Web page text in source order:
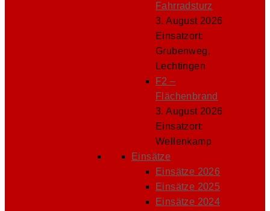
Fahrradsturz
3. August 2026
Einsatzort:
Grubenweg,
Lechtingen
F2 –
Flächenbrand
3. August 2026
Einsatzort:
Wellenkamp
Einsätze
Einsätze 2026
Einsätze 2025
Einsätze 2024